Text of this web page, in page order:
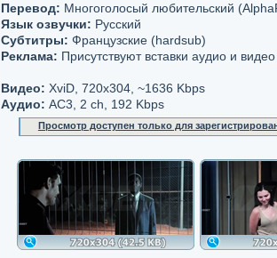
Перевод: Многоголосый любительский
Язык озвучки: Русский
Субтитры: Французские (hardsub)
Реклама: Присутствуют вставки аудио и
Видео: XviD, 720x304, ~1636 Kbps
Аудио: AC3, 2 ch, 192 Kbps
Просмотр доступен только для